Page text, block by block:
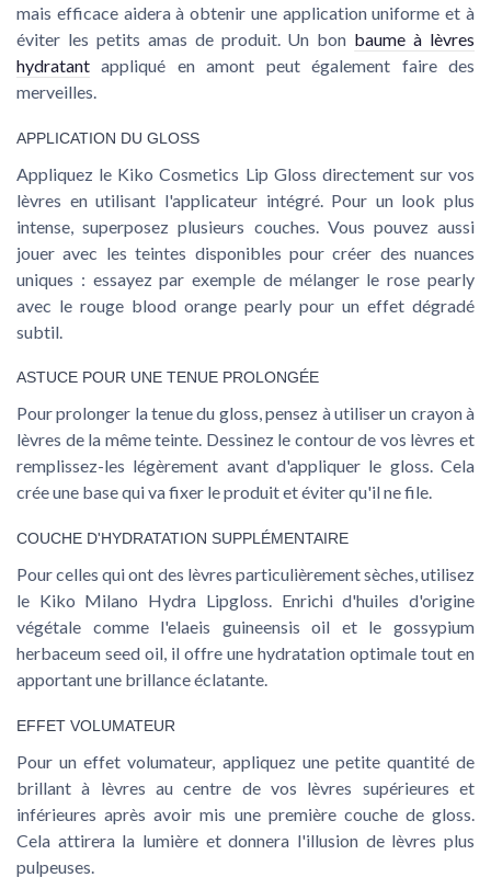
mais efficace aidera à obtenir une application uniforme et à
éviter les petits amas de produit. Un bon baume à lèvres
hydratant appliqué en amont peut également faire des
merveilles.
APPLICATION DU GLOSS
Appliquez le Kiko Cosmetics Lip Gloss directement sur vos
lèvres en utilisant l'applicateur intégré. Pour un look plus
intense, superposez plusieurs couches. Vous pouvez aussi
jouer avec les teintes disponibles pour créer des nuances
uniques : essayez par exemple de mélanger le rose pearly
avec le rouge blood orange pearly pour un effet dégradé
subtil.
ASTUCE POUR UNE TENUE PROLONGÉE
Pour prolonger la tenue du gloss, pensez à utiliser un crayon à
lèvres de la même teinte. Dessinez le contour de vos lèvres et
remplissez-les légèrement avant d'appliquer le gloss. Cela
crée une base qui va fixer le produit et éviter qu'il ne file.
COUCHE D'HYDRATATION SUPPLÉMENTAIRE
Pour celles qui ont des lèvres particulièrement sèches, utilisez
le Kiko Milano Hydra Lipgloss. Enrichi d'huiles d'origine
végétale comme l'elaeis guineensis oil et le gossypium
herbaceum seed oil, il offre une hydratation optimale tout en
apportant une brillance éclatante.
EFFET VOLUMATEUR
Pour un effet volumateur, appliquez une petite quantité de
brillant à lèvres au centre de vos lèvres supérieures et
inférieures après avoir mis une première couche de gloss.
Cela attirera la lumière et donnera l'illusion de lèvres plus
pulpeuses.